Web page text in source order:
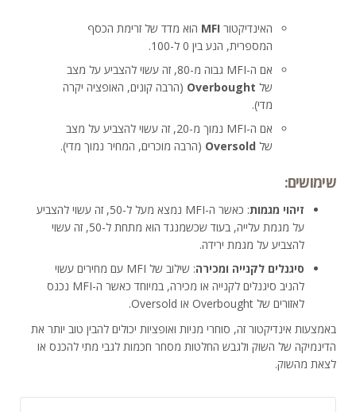
האינדיקטור MFI הוא מדד של זרימת הכסף
המספרית, הנע בין 0 ל-100.
אם ה-MFI גבוה מ-80, זה עשוי להצביע על מצב
של Overbought (הרבה קונים, האופציה יקרה
מדי).
אם ה-MFI נמוך מ-20, זה עשוי להצביע על מצב
של Oversold (הרבה מוכרים, המחיר נמוך מדי).
שימושים:
זיהוי מגמות
: כאשר ה-MFI נמצא מעל ל-50, זה עשוי להצביע
על מגמת עלייה, בעוד שכשמנגד הוא מתחת ל-50, זה עשוי
להצביע על מגמת ירידה.
סיגנלים לקנייה ומכירה
: שילוב של MFI עם מחירים עשוי
להניב סיגנלים לקנייה או מכירה, במיוחד כאשר ה-MFI נכנס
לאזורים של Overbought או Oversold.
באמצעות אינדיקטור זה, סוחרי מניות ואופציות יכולים להבין טוב יותר את
הדינמיקה של השוק ולגבש החלטות מסחר חכמות לגבי מתי להכנס או
לצאת מהשוק.